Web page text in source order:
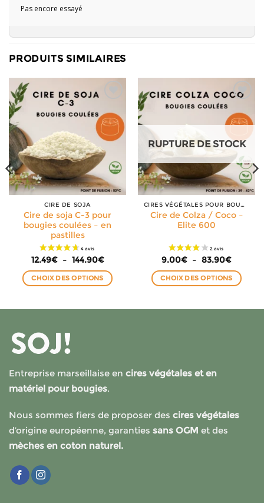
Pas encore essayé
PRODUITS SIMILAIRES
CIRE DE SOJA
Cire de soja C-3 pour
bougies coulées – en
pastilles
12.49€ – 144.90€Plage
prix :
12.49€
CHOIX DES OPTIONS
variations.
Les
peuvent
être
sur
la
page
RUPTURE DE STOCK
CIRES VÉGÉTALES POUR BOUGIES
Cire de Colza / Coco –
Elite 600
9.00€ – 83.90€Plage
prix :
9.00€
CHOIX DES OPTIONS
peuvent
sur
la
Entreprise marseillaise en cires végétales et en
matériel pour bougies.
Nous sommes fiers de proposer des cires végétales
d’origine européenne, garanties sans OGM et des
mèches en coton naturel.